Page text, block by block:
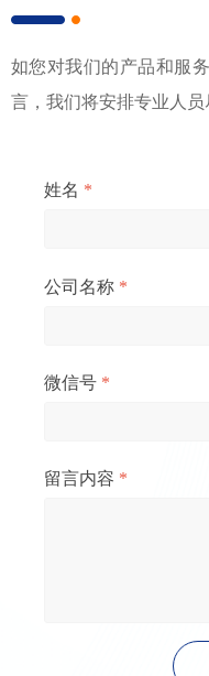
如您对我们的产品和服
言，我们将安排专业人员
姓名 *
公司名称 *
微信号 *
留言内容 *